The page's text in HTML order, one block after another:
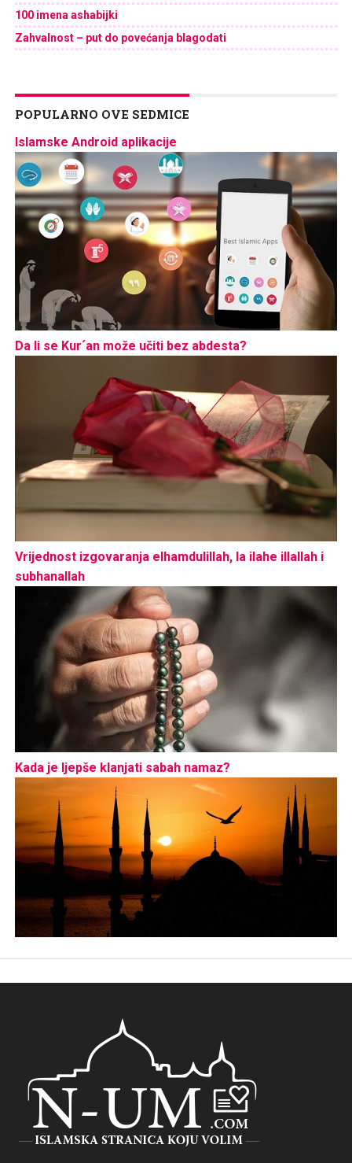
100 imena ashabijki
Zahvalnost – put do povećanja blagodati
POPULARNO OVE SEDMICE
Islamske Android aplikacije
Da li se Kur´an može učiti bez abdesta?
Vrijednost izgovaranja elhamdulillah, la ilahe illallah i
subhanallah
Kada je ljepše klanjati sabah namaz?